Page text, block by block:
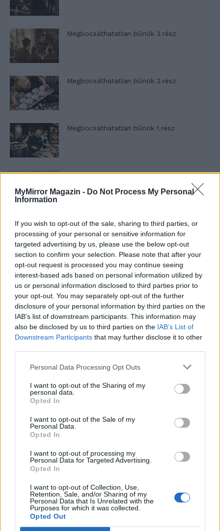
MyMirror Magazin - Do Not Process My Personal
Information
If you wish to opt-out of the sale, sharing to third parties, or
processing of your personal or sensitive information for
targeted advertising by us, please use the below opt-out
section to confirm your selection. Please note that after your
opt-out request is processed you may continue seeing
interest-based ads based on personal information utilized by
us or personal information disclosed to third parties prior to
your opt-out. You may separately opt-out of the further
disclosure of your personal information by third parties on the
IAB’s list of downstream participants. This information may
also be disclosed by us to third parties on the IAB’s List of
Downstream Participants that may further disclose it to other
Personal Data Processing Opt Outs
I want to opt-out of the Sharing of my
personal data.
Opted In
I want to opt-out of the Sale of my
Personal Data.
Opted In
I want to opt-out of processing my
Personal Data for Targeted Advertising.
Opted In
I want to opt-out of Collection, Use,
Retention, Sale, and/or Sharing of my
Personal Data that Is Unrelated with the
Purposes for which it was collected.
Opted Out
Megbocsáthatatlan bűnök 3.rész
Megbocsáthatatlan bűnök 2.rész
Megbocsáthatatlan bűnök 1.rész
Szent Genovéva, a túlélő Franciaország
Minka 12. rész
Minka 11. rész
T. szereti a fiatal lányokat 14. rész
Pedig szóltam… – Miért nem hiszünk a
nőknek, amikor segítséget kérnek?
gyűjteménye
Elyna Robbs: Adéle és az örökölt árnyak
Woody Allen megosztó zsenialitása